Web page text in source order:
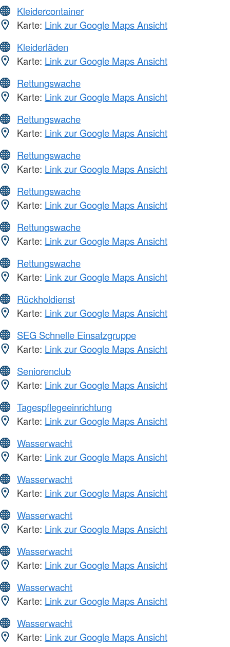
Kleidercontainer
Karte: Link zur Google Maps Ansicht
Kleiderläden
Karte: Link zur Google Maps Ansicht
Rettungswache
Karte: Link zur Google Maps Ansicht
Rettungswache
Karte: Link zur Google Maps Ansicht
Rettungswache
Karte: Link zur Google Maps Ansicht
Rettungswache
Karte: Link zur Google Maps Ansicht
Rettungswache
Karte: Link zur Google Maps Ansicht
Rettungswache
Karte: Link zur Google Maps Ansicht
Rückholdienst
Karte: Link zur Google Maps Ansicht
SEG Schnelle Einsatzgruppe
Karte: Link zur Google Maps Ansicht
Seniorenclub
Karte: Link zur Google Maps Ansicht
Tagespflegeeinrichtung
Karte: Link zur Google Maps Ansicht
Wasserwacht
Karte: Link zur Google Maps Ansicht
Wasserwacht
Karte: Link zur Google Maps Ansicht
Wasserwacht
Karte: Link zur Google Maps Ansicht
Wasserwacht
Karte: Link zur Google Maps Ansicht
Wasserwacht
Karte: Link zur Google Maps Ansicht
Wasserwacht
Karte: Link zur Google Maps Ansicht